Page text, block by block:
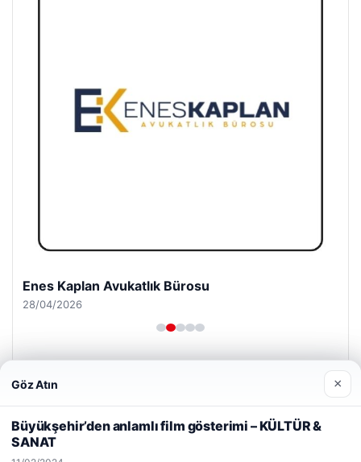
Enes Kaplan Avukatlık Bürosu
28/04/2026
© 2026 Gezgin Haber – Güncel Haberler
kullanıyoruz. Çerez Politikamız
Göz Atın ×
Büyükşehir’den anlamlı film gösterimi – KÜLTÜR &
SANAT